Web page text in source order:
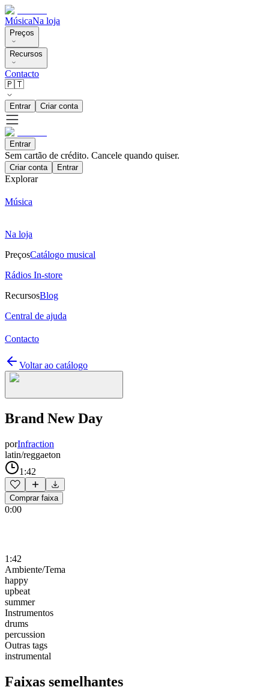
MúsicaNa loja
Preços
Recursos
Contacto
🇵🇹
Entrar Criar conta
Entrar
Sem cartão de crédito. Cancele quando quiser.
Criar conta Entrar
Explorar
Música
Na loja
PreçosCatálogo musical
Rádios In-store
RecursosBlog
Central de ajuda
Contacto
Voltar ao catálogo
Brand New Day
porInfraction
latin/reggaeton
1:42
Comprar faixa
0:00
1:42
Ambiente/Tema
happy
upbeat
summer
Instrumentos
drums
percussion
Outras tags
instrumental
Faixas semelhantes